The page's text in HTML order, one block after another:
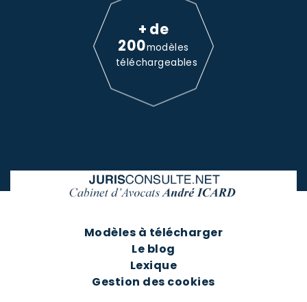
+ de
200modèles
téléchargeables
Modèles à télécharger
Le blog
Lexique
Gestion des cookies